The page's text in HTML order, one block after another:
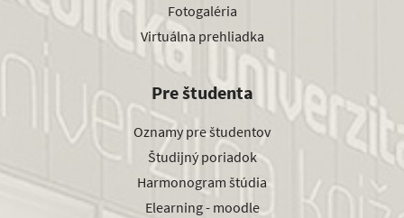
Fotogaléria
Virtuálna prehliadka
Pre študenta
Oznamy pre študentov
Študijný poriadok
Harmonogram štúdia
Elearning - moodle